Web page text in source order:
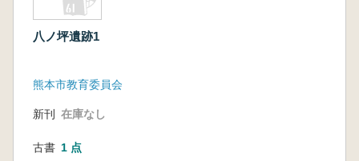
八ノ坪遺跡1
熊本市教育委員会
新刊 在庫なし
古書 1 点